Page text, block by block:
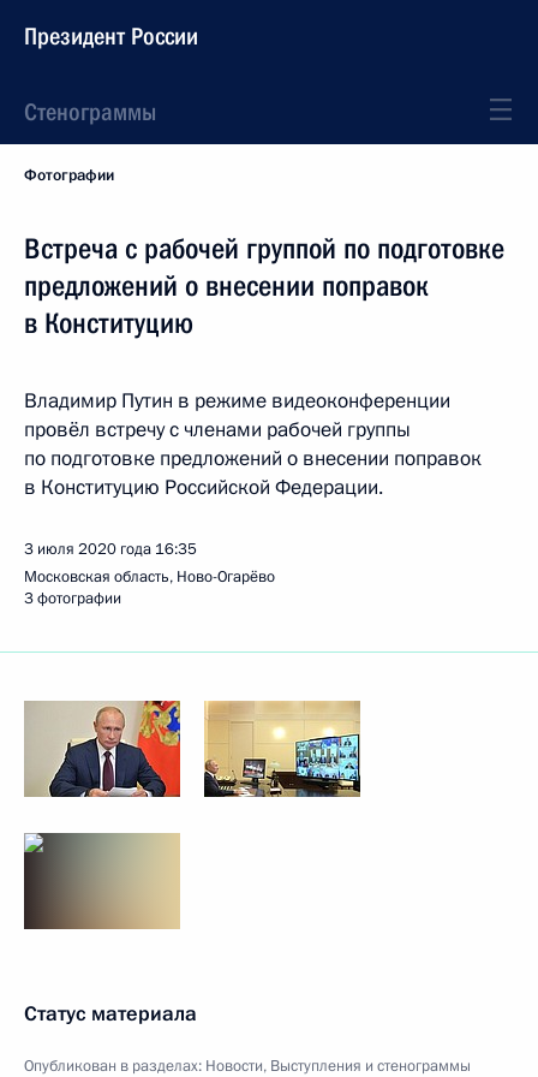
Президент России
Стенограммы
Фотографии
Встреча с рабочей группой по подготовке
предложений о внесении поправок
в Конституцию
Владимир Путин в режиме видеоконференции
провёл встречу с членами рабочей группы
по подготовке предложений о внесении поправок
в Конституцию Российской Федерации.
3 июля 2020 года 16:35
Московская область, Ново-Огарёво
3 фотографии
Статус материала
Опубликован в разделах: Новости, Выступления и стенограммы